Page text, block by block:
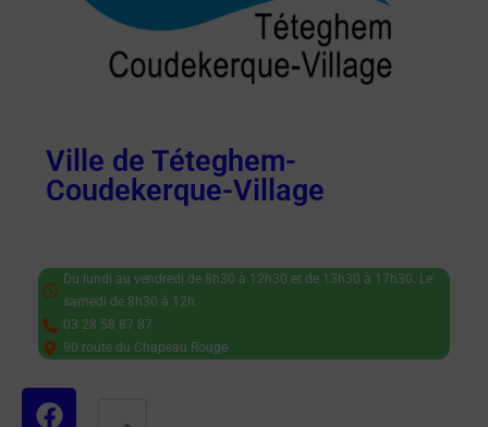
Ville de Téteghem-
Coudekerque-Village
Du lundi au vendredi de 8h30 à 12h30 et de 13h30 à 17h30. Le
samedi de 8h30 à 12h.
03 28 58 87 87
90 route du Chapeau Rouge